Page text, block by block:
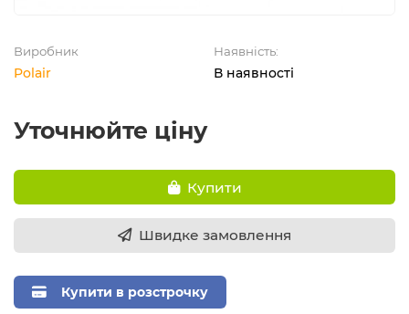
Виробник
Polair
Наявність:
В наявності
Уточнюйте ціну
Купити
Швидке замовлення
Купити в розстрочку